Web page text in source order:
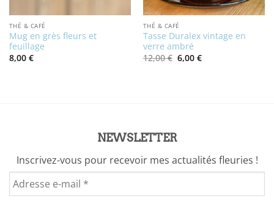
THÉ & CAFÉ
Mug en grès fleurs et
feuillage
8,00 €
THÉ & CAFÉ
Tasse Duralex vintage en
verre ambré
12,00€ Le
prix
6,00 €Le
prix
NEWSLETTER
Inscrivez-vous pour recevoir mes actualités fleuries !